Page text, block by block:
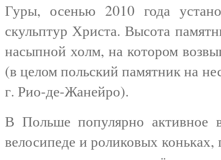
Гуры, осенью 2010 года
скульптур Христа. Высота
насыпной холм, на котором
(в целом польский памятник на
г. Рио-де-Жанейро).
В Польше популярно активное
велосипеде и роликовых